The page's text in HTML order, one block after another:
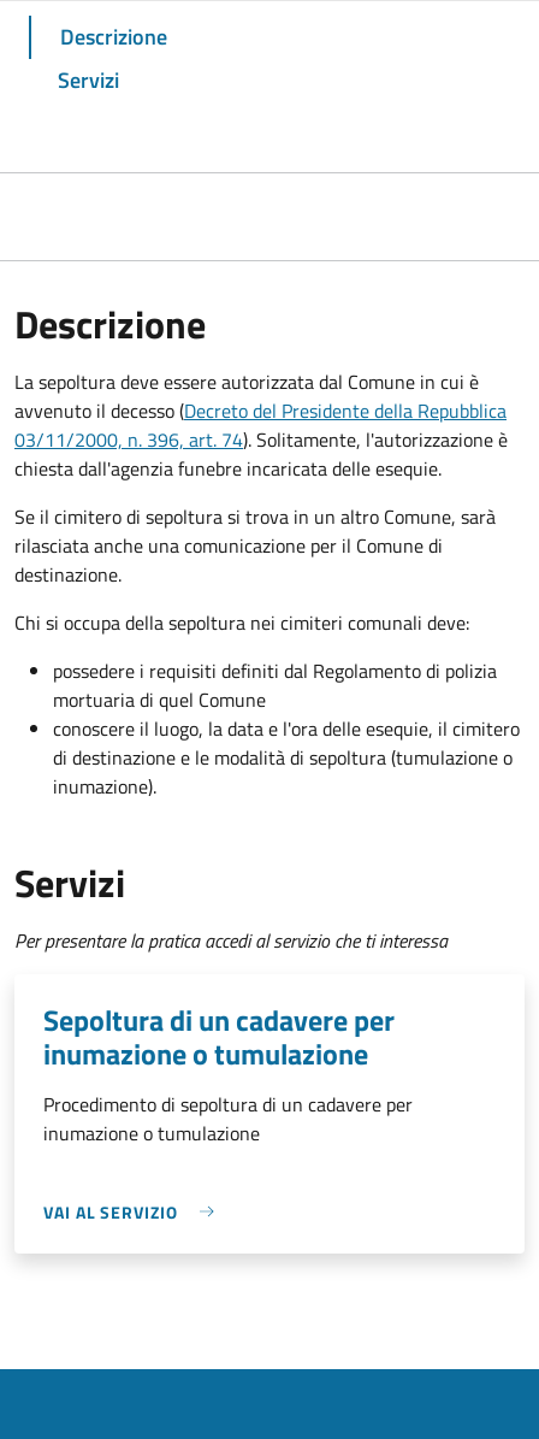
Descrizione
Servizi
Descrizione
La sepoltura deve essere autorizzata dal Comune in cui è
avvenuto il decesso (Decreto del Presidente della Repubblica
03/11/2000, n. 396, art. 74). Solitamente, l'autorizzazione è
chiesta dall'agenzia funebre incaricata delle esequie.
Se il cimitero di sepoltura si trova in un altro Comune, sarà
rilasciata anche una comunicazione per il Comune di
destinazione.
Chi si occupa della sepoltura nei cimiteri comunali deve:
possedere i requisiti definiti dal Regolamento di polizia
mortuaria di quel Comune
conoscere il luogo, la data e l'ora delle esequie, il cimitero
di destinazione e le modalità di sepoltura (tumulazione o
inumazione).
Servizi
Per presentare la pratica accedi al servizio che ti interessa
Sepoltura di un cadavere per
inumazione o tumulazione
Procedimento di sepoltura di un cadavere per
inumazione o tumulazione
VAI AL SERVIZIO